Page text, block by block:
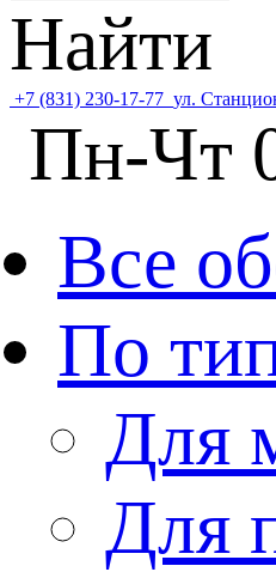
Найти
+7 (831) 230-17-77 ул.
Пн-Чт
Все
По
Для
Для